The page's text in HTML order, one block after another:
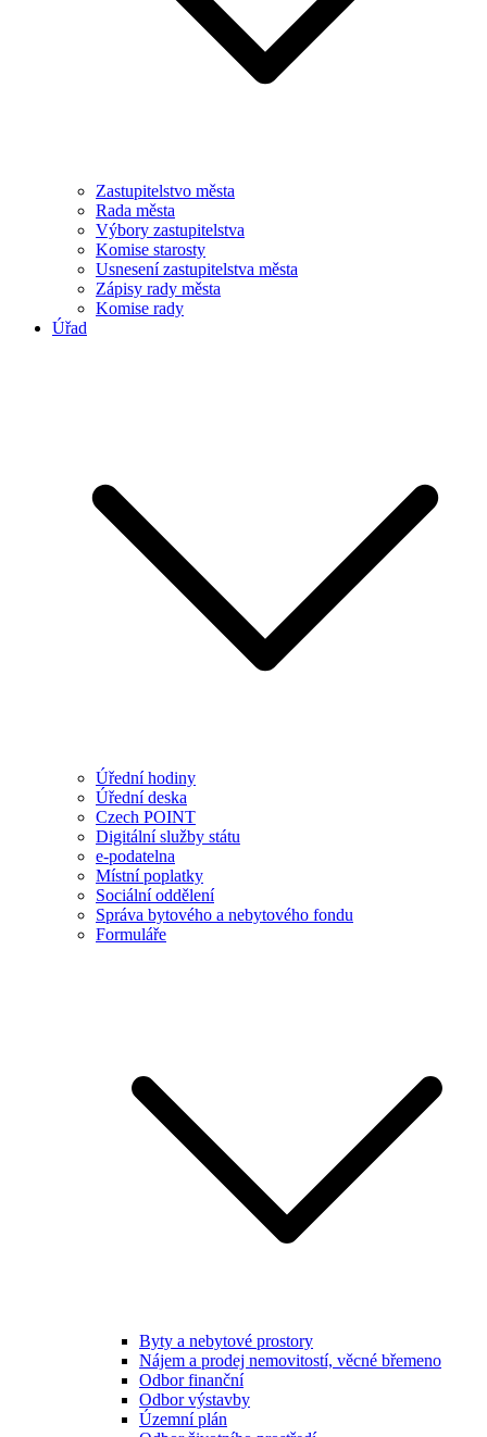
Zastupitelstvo města
Rada města
Výbory zastupitelstva
Komise starosty
Usnesení zastupitelstva města
Zápisy rady města
Komise rady
Úřad
Úřední hodiny
Úřední deska
Czech POINT
Digitální služby státu
e-podatelna
Místní poplatky
Sociální oddělení
Správa bytového a nebytového fondu
Formuláře
Byty a nebytové prostory
Nájem a prodej nemovitostí, věcné břemeno
Odbor finanční
Odbor výstavby
Územní plán